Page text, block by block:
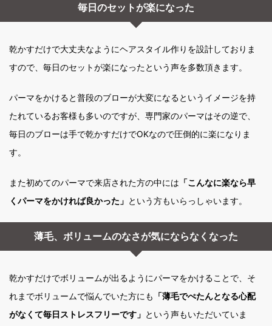
毎日のセットが楽になった
乾かすだけで大丈夫なようにヘアスタイル作りを設計しておりま
すので、毎日のセットが楽になったという声を多数頂きます。
パーマをかけると普段のブローが大変になるというイメージを持
たれているお客様も多いのですが、専門家のパーマはその逆で、
毎日のブローは手で乾かすだけでOKなので圧倒的に楽になりま
す。
また初めてのパーマで来店された方の中には 「こんなに楽なら早
くパーマをかければ良かった」 という方もいらっしゃいます。
薄毛、ボリュームのなさが気にならなくなった
乾かすだけでボリュームが出るようにパーマをかけることで、そ
れまでボリュームで悩んでいた方にも 「薄毛でぺたんとなる心配
がなくて毎日ストレスフリーです」 という声もいただいていま